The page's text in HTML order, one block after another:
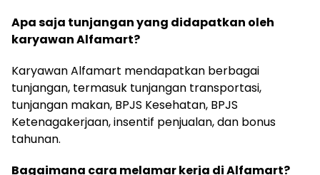
Apa saja tunjangan yang didapatkan oleh
karyawan Alfamart?
Karyawan Alfamart mendapatkan berbagai
tunjangan, termasuk tunjangan transportasi,
tunjangan makan, BPJS Kesehatan, BPJS
Ketenagakerjaan, insentif penjualan, dan bonus
tahunan.
Bagaimana cara melamar kerja di Alfamart?